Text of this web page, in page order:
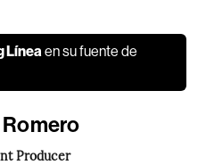
Línea en su fuente de
Producer